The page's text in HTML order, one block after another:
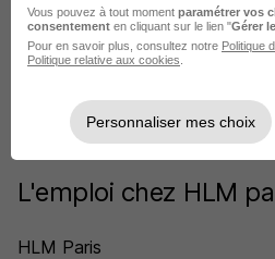
HLM Échirolles
HLM Grenoble
HLM Seyssinet-Pariset
L'emploi chez HLM
HLM Paris
Vous pouvez à tout moment paramétrer vos
consentement en cliquant sur le lien "Gérer
Pour en savoir plus, consultez notre Politique
Politique relative aux cookies
Personnaliser mes choix